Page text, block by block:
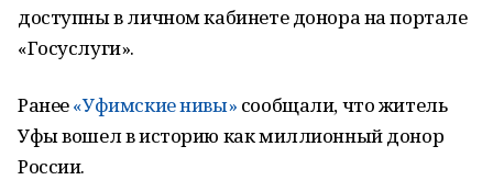
доступны в личном кабинете донора на портале
«Госуслуги».
Ранее«Уфимские нивы» сообщали, что житель
Уфы вошел в историю как миллионный донор
России.